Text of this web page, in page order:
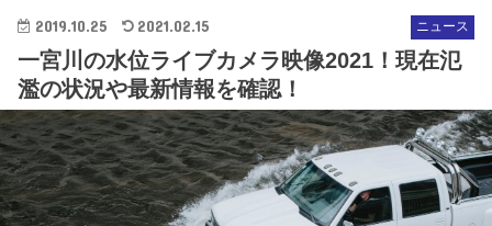
ニュース
2019.10.25 2021.02.15
一宮川の水位ライブカメラ映像2021！現在氾
濫の状況や最新情報を確認！